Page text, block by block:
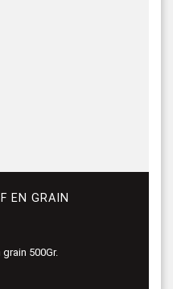
EN GRAIN
500Gr.